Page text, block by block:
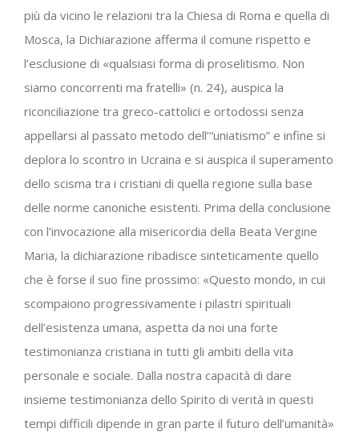
più da vicino le relazioni tra la Chiesa di Roma e quella di
Mosca, la Dichiarazione afferma il comune rispetto e
l’esclusione di «qualsiasi forma di proselitismo. Non
siamo concorrenti ma fratelli» (n. 24), auspica la
riconciliazione tra greco-cattolici e ortodossi senza
appellarsi al passato metodo dell’“uniatismo” e infine si
deplora lo scontro in Ucraina e si auspica il superamento
dello scisma tra i cristiani di quella regione sulla base
delle norme canoniche esistenti. Prima della conclusione
con l’invocazione alla misericordia della Beata Vergine
Maria, la dichiarazione ribadisce sinteticamente quello
che è forse il suo fine prossimo: «Questo mondo, in cui
scompaiono progressivamente i pilastri spirituali
dell’esistenza umana, aspetta da noi una forte
testimonianza cristiana in tutti gli ambiti della vita
personale e sociale. Dalla nostra capacità di dare
insieme testimonianza dello Spirito di verità in questi
tempi difficili dipende in gran parte il futuro dell’umanità»